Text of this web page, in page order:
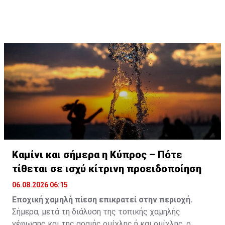
και τη διασφάλιση της δημόσιας τάξης.
Καμίνι και σήμερα η Κύπρος – Πότε
τίθεται σε ισχύ κίτρινη προειδοποίηση
06.08.2026 06:15
Εποχική χαμηλή πίεση επικρατεί στην περιοχή.
Σήμερα, μετά τη διάλυση της τοπικής χαμηλής